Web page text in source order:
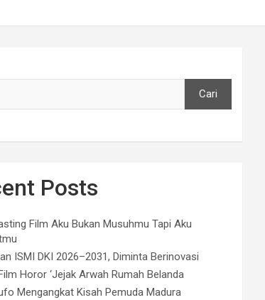
Cari
Posts
Film Aku Bukan Musuhmu Tapi Aku
ISMI DKI 2026–2031, Diminta Berinovasi
Horor ‘Jejak Arwah Rumah Belanda
Mengangkat Kisah Pemuda Madura